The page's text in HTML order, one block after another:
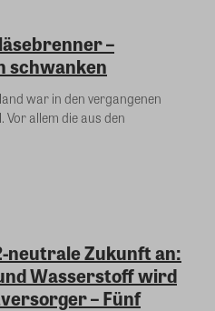
–
schwanken
war in den vergangenen
allem die aus den
neutrale Zukunft an:
Wasserstoff wird
– Fünf